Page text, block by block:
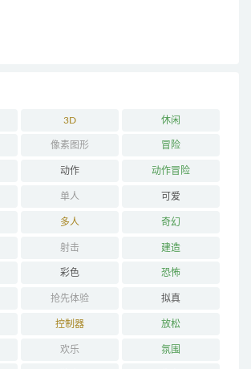
3D 休闲
像素图形 冒险
动作 动作冒险
单人 可爱
多人 奇幻
射击 建造
彩色 恐怖
抢先体验 拟真
控制器 放松
欢乐 氛围